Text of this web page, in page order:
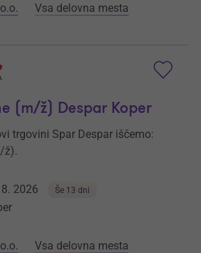
Vsa delovna mesta
(m/ž) Despar Koper
trgovini Spar Despar iščemo:
ž).
2026 Še 13 dni
Vsa delovna mesta